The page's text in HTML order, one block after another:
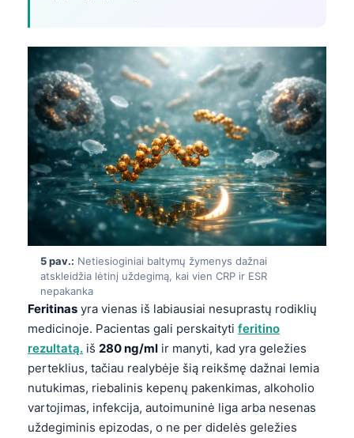
5 pav.: Netiesioginiai baltymų žymenys dažnai
atskleidžia lėtinį uždegimą, kai vien CRP ir ESR
nepakanka
Feritinas yra vienas iš labiausiai nesuprastų rodiklių
medicinoje. Pacientas gali perskaityti feritino
rezultatą. iš 280 ng/ml ir manyti, kad yra geležies
perteklius, tačiau realybėje šią reikšmę dažnai lemia
nutukimas, riebalinis kepenų pakenkimas, alkoholio
vartojimas, infekcija, autoimuninė liga arba nesenas
uždegiminis epizodas, o ne per didelės geležies
Slovenčina
سنڌي
සිංහල
Galego
Latviešu valoda
Македонски јазик
Euskara
Gàidhlig
Occitan
العربية المغربية
Afrikaans
Монгол